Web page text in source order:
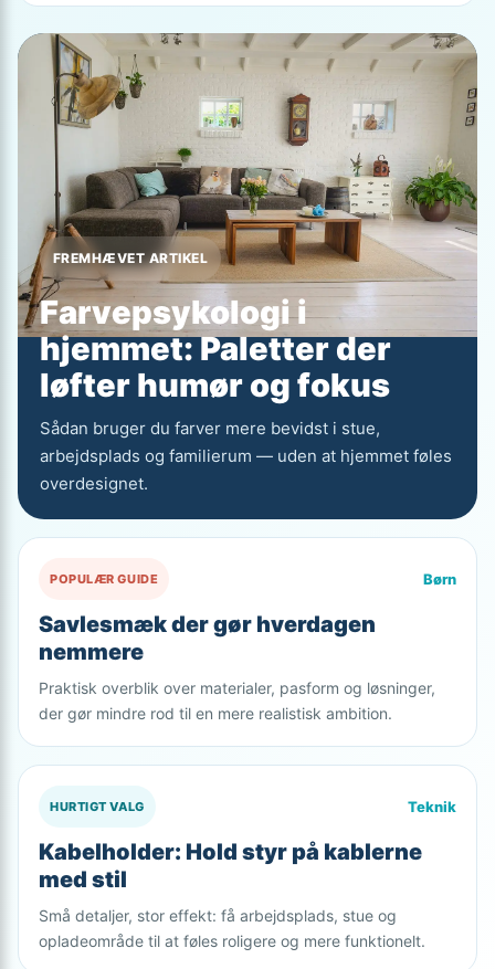
FREMHÆVET ARTIKEL
Farvepsykologi i
hjemmet: Paletter der
løfter humør og fokus
Sådan bruger du farver mere bevidst i stue,
arbejdsplads og familierum — uden at hjemmet føles
overdesignet.
POPULÆR GUIDE Børn
Savlesmæk der gør hverdagen
nemmere
Praktisk overblik over materialer, pasform og løsninger,
der gør mindre rod til en mere realistisk ambition.
HURTIGT VALG Teknik
Kabelholder: Hold styr på kablerne
med stil
Små detaljer, stor effekt: få arbejdsplads, stue og
opladeområde til at føles roligere og mere funktionelt.